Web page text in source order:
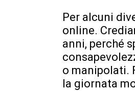
Per alcuni
online.
anni, perché
o manipolati.
la giornata